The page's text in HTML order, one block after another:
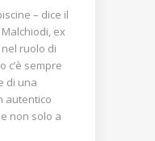
– dice il
ex
ruolo di
c’è sempre
di una
autentico
non solo a